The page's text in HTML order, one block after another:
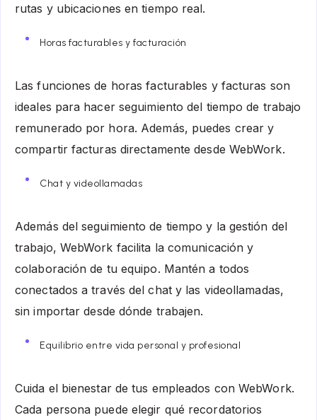
rutas y ubicaciones en tiempo real.
Horas facturables y facturación
Las funciones de horas facturables y facturas son
ideales para hacer seguimiento del tiempo de trabajo
remunerado por hora. Además, puedes crear y
compartir facturas directamente desde WebWork.
Chat y videollamadas
Además del seguimiento de tiempo y la gestión del
trabajo, WebWork facilita la comunicación y
colaboración de tu equipo. Mantén a todos
conectados a través del chat y las videollamadas,
sin importar desde dónde trabajen.
Equilibrio entre vida personal y profesional
Cuida el bienestar de tus empleados con WebWork.
Cada persona puede elegir qué recordatorios